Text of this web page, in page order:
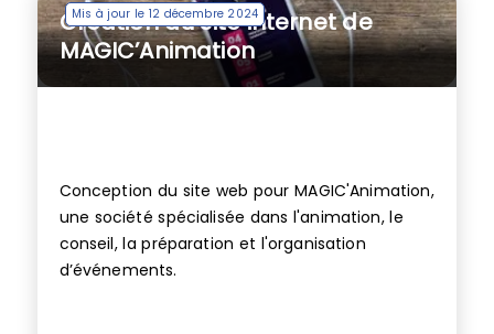
Mis à jour le 12 décembre 2024
Création du site internet de
MAGIC’Animation
Conception du site web pour MAGIC'Animation,
une société spécialisée dans l'animation, le
conseil, la préparation et l'organisation
d’événements.